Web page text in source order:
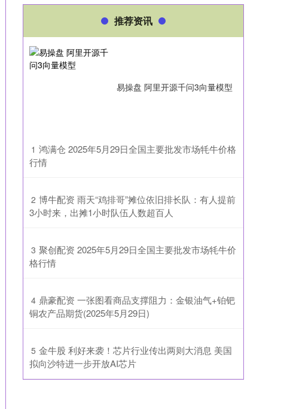
推荐资讯
易操盘 阿里开源千问3向量模型
1 ​鸿满仓 2025年5月29日全国主要批发市场牦牛价格
行情
2 ​博牛配资 雨天“鸡排哥”摊位依旧排长队：有人提前
3小时来，出摊1小时队伍人数超百人
3 ​聚创配资 2025年5月29日全国主要批发市场牦牛价
格行情
4 ​鼎豪配资 一张图看商品支撑阻力：金银油气+铂钯
铜农产品期货(2025年5月29日)
5 ​金牛股 利好来袭！芯片行业传出两则大消息 美国
拟向沙特进一步开放AI芯片